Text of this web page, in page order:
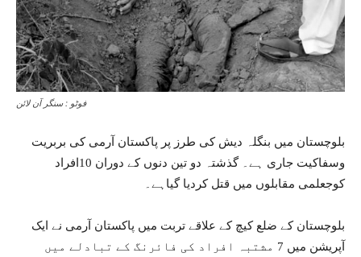
فوٹو : سنگر آن لائن
بلوچستان میں بنگلہ دیش کی طرز پر پاکستان آرمی کی بربریت
وسفاکیت جاری ہے۔ گذشتہ دو تین دنوں کے دوران 10افراد
کوجعلمی مقابلوں میں قتل کردیا گیاہے۔
بلوچستان کے ضلع کیچ کے علاقے تربت میں پاکستان آرمی نے ایک
آپریشن میں 7 مشتبہ افراد کی فائرنگ کے تبادلے میں